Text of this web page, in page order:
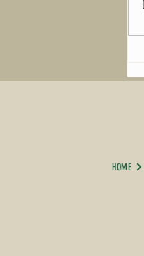
HOME